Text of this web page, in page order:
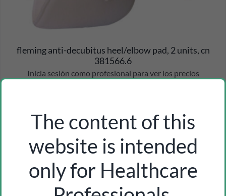
fleming anti-decubitus heel/elbow pad, 2 units, cn
381566.6
Inicia sesión como profesional para ver los precios
The content of this
website is intended
only for Healthcare